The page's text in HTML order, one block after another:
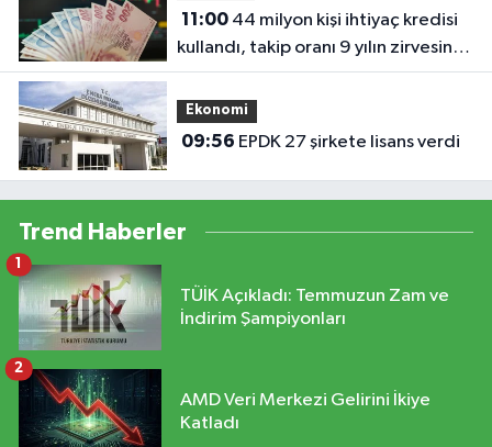
11:0044 milyon kişi ihtiyaç kredisi
kullandı, takip oranı 9 yılın zirvesine
çıktı!
Ekonomi
09:56 EPDK 27 şirkete lisans verdi
Trend Haberler
TÜİK Açıkladı: Temmuzun Zam ve
İndirim Şampiyonları
1
AMD Veri Merkezi Gelirini İkiye
Katladı
2